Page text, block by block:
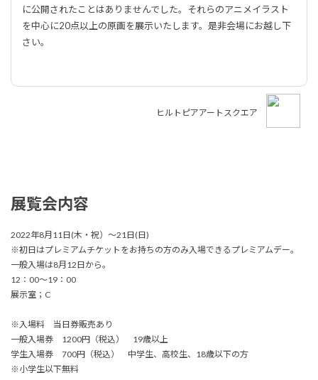
に公開されたことはありませんでした。それらのアニメイラスト
を中心に20点以上の原画を展示いたします。是非会場にお越し下
さい。
ヒルトピアアートスクエア
展覧会内容
2022年8月11日(木・祝）～21日(日)
※初日はプレミアムチケットをお持ちの方のみ入場できるプレミアムデー。
一般入場は8月12日から。
12：00～19：00
展示室；C
※入場料 当日券販売あり
一般入場券 1200円（税込） 19歳以上
学生入場券 700円（税込） 中学生、高校生、18歳以下の方
※小学生以下無料